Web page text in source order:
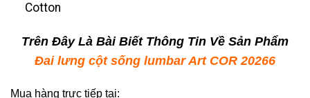
Cotton
Trên Đây Là Bài Biết Thông Tin Về Sản Phẩm
Đai lưng cột sống lumbar Art COR 20266
Mua hàng trực tiếp tại: